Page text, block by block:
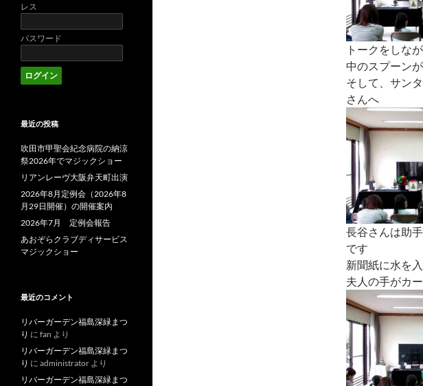
トークをしな
中のスプーン
そして、サン
さんへ
長谷さんは助
です
新聞紙に水を
夫人の手がカ
レス
パスワード
最近の投稿
吹田市甲聖会紀念病院の納涼
祭2026年でマジックショー
リアンレーヴ大阪弁天町出演
2026年8月定例会（2026年8
月29日開催）の開催案内
2026年7月 定例会報告
あおぞらクラブディサービス
マジックショー
最近のコメント
リバーガーデン福島深緑まつ
り に fan より
リバーガーデン福島深緑まつ
り に administrator より
リバーガーデン福島深緑まつ